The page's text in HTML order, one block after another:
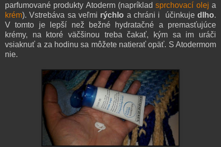
parfumované produkty Atoderm (napríkladsprchovací olej a
krém). Vstrebáva sa veľmi rýchlo a chráni i účinkujedlho.
V tomto je lepší než bežné hydratačné a premasťujúce
krémy, na ktoré väčšinou treba čakať, kým sa im uráči
vsiaknuť a za hodinu sa môžete natierať opäť. S Atodermom
nie.